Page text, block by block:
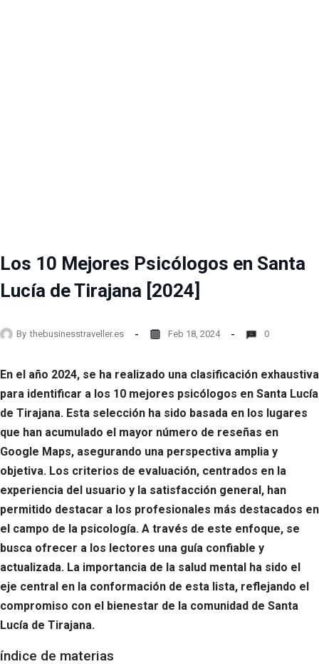
Los 10 Mejores Psicólogos en Santa
Lucía de Tirajana [2024]
By thebusinesstraveller.es Feb 18, 2024 0
En el año 2024, se ha realizado una clasificación exhaustiva
para identificar a los 10 mejores psicólogos en Santa Lucía
de Tirajana. Esta selección ha sido basada en los lugares
que han acumulado el mayor número de reseñas en
Google Maps, asegurando una perspectiva amplia y
objetiva. Los criterios de evaluación, centrados en la
experiencia del usuario y la satisfacción general, han
permitido destacar a los profesionales más destacados en
el campo de la psicología. A través de este enfoque, se
busca ofrecer a los lectores una guía confiable y
actualizada. La importancia de la salud mental ha sido el
eje central en la conformación de esta lista, reflejando el
compromiso con el bienestar de la comunidad de Santa
Lucía de Tirajana.
índice de materias